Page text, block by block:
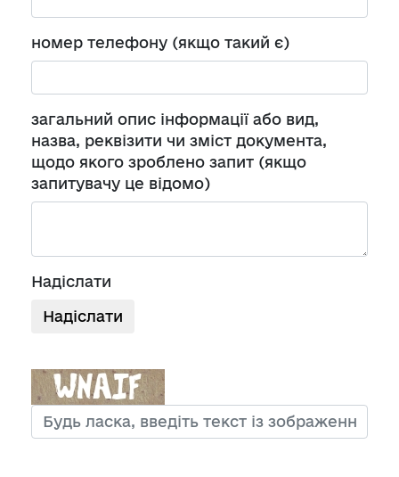
номер телефону (якщо такий є)
загальний опис інформації або вид,
назва, реквізити чи зміст документа,
щодо якого зроблено запит (якщо
запитувачу це відомо)
Надіслати
Надіслати